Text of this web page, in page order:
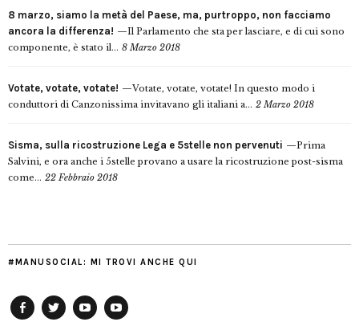
8 marzo, siamo la metà del Paese, ma, purtroppo, non facciamo
ancora la differenza!
Il Parlamento che sta per lasciare, e di cui sono
componente, è stato il... 8 Marzo 2018
Votate, votate, votate!
Votate, votate, votate! In questo modo i
conduttori di Canzonissima invitavano gli italiani a... 2 Marzo 2018
Sisma, sulla ricostruzione Lega e 5stelle non pervenuti
Prima
Salvini, e ora anche i 5stelle provano a usare la ricostruzione post-sisma
come... 22 Febbraio 2018
#MANUSOCIAL: MI TROVI ANCHE QUI